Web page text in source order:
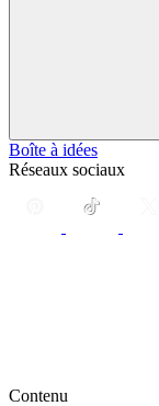
Boîte à idées
Réseaux sociaux
Contenu